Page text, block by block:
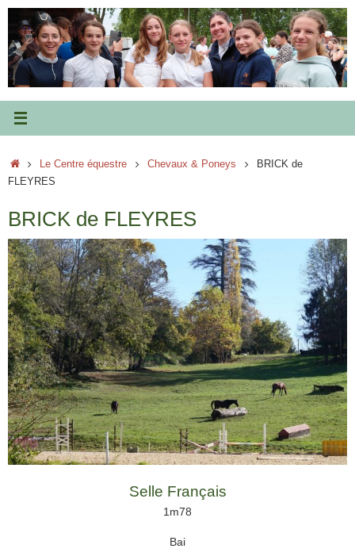
Passer
contenu
AccueilLe Centre équestre Chevaux & Poneys
BRICK de
FLEYRES
BRICK de FLEYRES
Selle Français
1m78
Bai